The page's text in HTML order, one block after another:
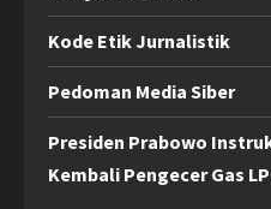
Kode Etik Jurnalistik
Pedoman Media Siber
Presiden Prabowo
Kembali Pengecer Gas